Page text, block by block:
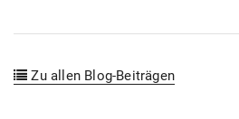
Zu allen Blog-Beiträgen